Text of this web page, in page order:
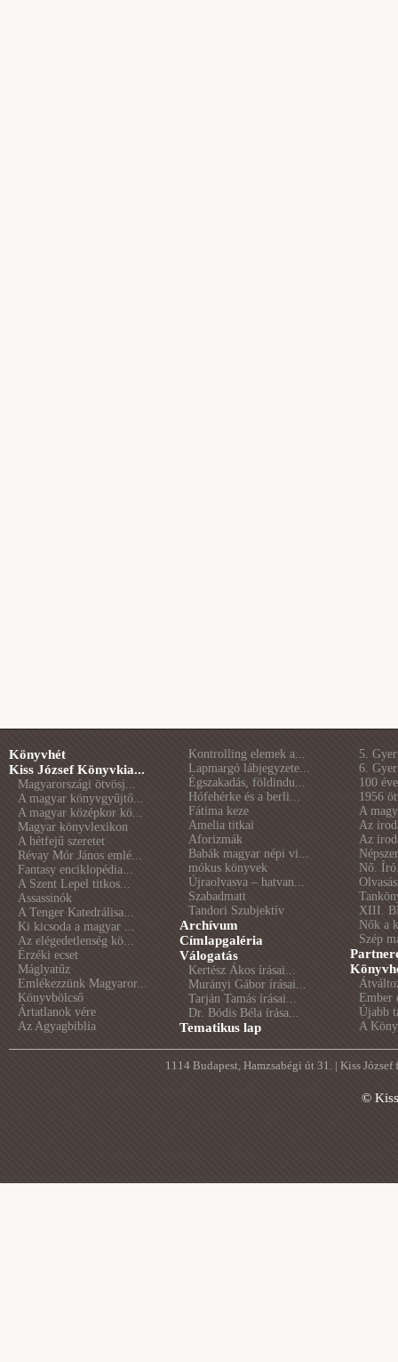
Könyvhét
Kiss József Könyvkia...
Magyarországi ötvösj...
A magyar könyvgyűjtő...
A magyar középkor kö...
Magyar könyvlexikon
A hétfejű szeretet
Révay Mór János emlé...
Fantasy enciklopédia...
A Szent Lepel titkos...
Assassinók
A Tenger Katedrálisa...
Ki kicsoda a magyar ...
Az elégedetlenség kö...
Érzéki ecset
Máglyatűz
Emlékezzünk Magyaror...
Könyvbölcső
Ártatlanok vére
Az Agyagbiblia
Kontrolling elemek a...
Lapmargó lábjegyzete...
Égszakadás, földindu...
Hófehérke és a berli...
Fátima keze
Amelia titkai
Aforizmák
Babák magyar népi vi...
mókus könyvek
Újraolvasva – hatvan...
Szabadmatt
Tandori Szubjektív
Archívum
Címlapgaléria
Válogatás
Kertész Ákos írásai...
Murányi Gábor írásai...
Tarján Tamás írásai...
Dr. Bódis Béla írása...
Tematikus lap
5.
6.
100
1956
A
Az
Az
Nő.
XIII.
Nők a
Szép
Ember
Újabb
A
1114 Budapest, Hamzsabégi út 31. | Kiss
©